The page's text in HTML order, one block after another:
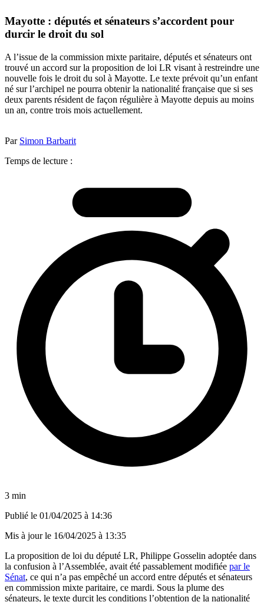
Mayotte : députés et sénateurs s’accordent pour
durcir le droit du sol
A l’issue de la commission mixte paritaire, députés et sénateurs ont
trouvé un accord sur la proposition de loi LR visant à restreindre une
nouvelle fois le droit du sol à Mayotte. Le texte prévoit qu’un enfant
né sur l’archipel ne pourra obtenir la nationalité française que si ses
deux parents résident de façon régulière à Mayotte depuis au moins
un an, contre trois mois actuellement.
Par Simon Barbarit
Temps de lecture :
3 min
Publié le 01/04/2025 à 14:36
Mis à jour le 16/04/2025 à 13:35
La proposition de loi du député LR, Philippe Gosselin adoptée dans
la confusion à l’Assemblée, avait été passablement modifiée par le
Sénat, ce qui n’a pas empêché un accord entre députés et sénateurs
en commission mixte paritaire, ce mardi. Sous la plume des
sénateurs, le texte durcit les conditions l’obtention de la nationalité